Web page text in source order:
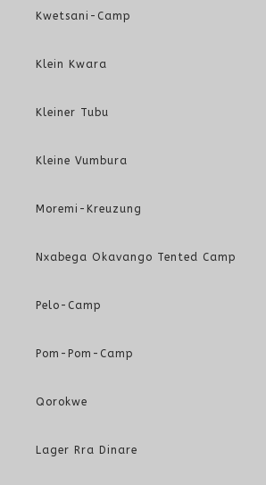
Kwetsani-Camp
Klein Kwara
Kleiner Tubu
Kleine Vumbura
Moremi-Kreuzung
Nxabega Okavango Tented Camp
Pelo-Camp
Pom-Pom-Camp
Qorokwe
Lager Rra Dinare